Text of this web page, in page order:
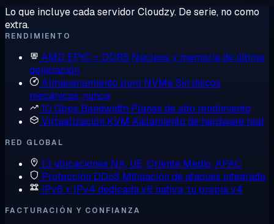
Lo que incluye cada servidor Cloudzy. De serie, no como
extra.
RENDIMIENTO
AMD EPYC + DDR5 Núcleos y memoria de última
generación
Almacenamiento puro NVMeSin discos
mecánicos, nunca
10 Gbps Bandwidth Planes de alto rendimiento
Virtualización KVM Aislamiento de hardware real
RED GLOBAL
13 ubicaciones NA, UE, Oriente Medio, APAC
Protección DDoS Mitigación de ataques integrada
IPv6 + IPv4 dedicadav6 nativa, tu propia v4
FACTURACIÓN Y CONFIANZA